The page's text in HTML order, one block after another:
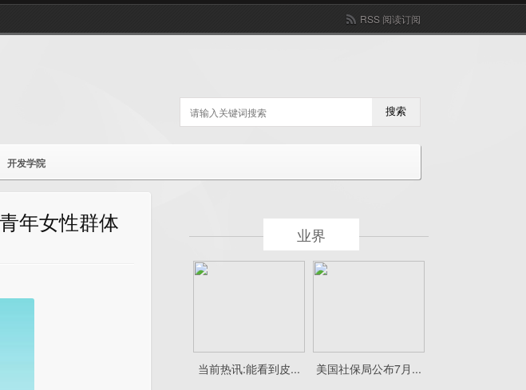
RSS 阅读订阅
搜索
开发学院
年女性群体
业界
当前热讯:能看到皮... 美国社保局公布7月...